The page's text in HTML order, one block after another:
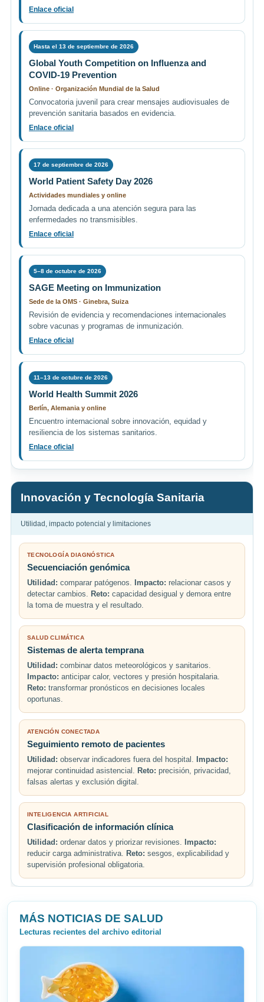
Enlace oficial
Hasta el 13 de septiembre de 2026
Global Youth Competition on Influenza and
COVID-19 Prevention
Online · Organización Mundial de la Salud
Convocatoria juvenil para crear mensajes audiovisuales de
prevención sanitaria basados en evidencia.
Enlace oficial
17 de septiembre de 2026
World Patient Safety Day 2026
Actividades mundiales y online
Jornada dedicada a una atención segura para las
enfermedades no transmisibles.
Enlace oficial
5–8 de octubre de 2026
SAGE Meeting on Immunization
Sede de la OMS · Ginebra, Suiza
Revisión de evidencia y recomendaciones internacionales
sobre vacunas y programas de inmunización.
Enlace oficial
11–13 de octubre de 2026
World Health Summit 2026
Berlín, Alemania y online
Encuentro internacional sobre innovación, equidad y
resiliencia de los sistemas sanitarios.
Enlace oficial
Innovación y Tecnología Sanitaria
Utilidad, impacto potencial y limitaciones
TECNOLOGÍA DIAGNÓSTICA
Secuenciación genómica
Utilidad: comparar patógenos. Impacto: relacionar casos y
detectar cambios. Reto: capacidad desigual y demora entre
la toma de muestra y el resultado.
SALUD CLIMÁTICA
Sistemas de alerta temprana
Utilidad: combinar datos meteorológicos y sanitarios.
Impacto: anticipar calor, vectores y presión hospitalaria.
Reto: transformar pronósticos en decisiones locales
oportunas.
ATENCIÓN CONECTADA
Seguimiento remoto de pacientes
Utilidad: observar indicadores fuera del hospital. Impacto:
mejorar continuidad asistencial. Reto: precisión, privacidad,
falsas alertas y exclusión digital.
INTELIGENCIA ARTIFICIAL
Clasificación de información clínica
Utilidad: ordenar datos y priorizar revisiones. Impacto:
reducir carga administrativa. Reto: sesgos, explicabilidad y
supervisión profesional obligatoria.
MÁS NOTICIAS DE SALUD
Lecturas recientes del archivo editorial